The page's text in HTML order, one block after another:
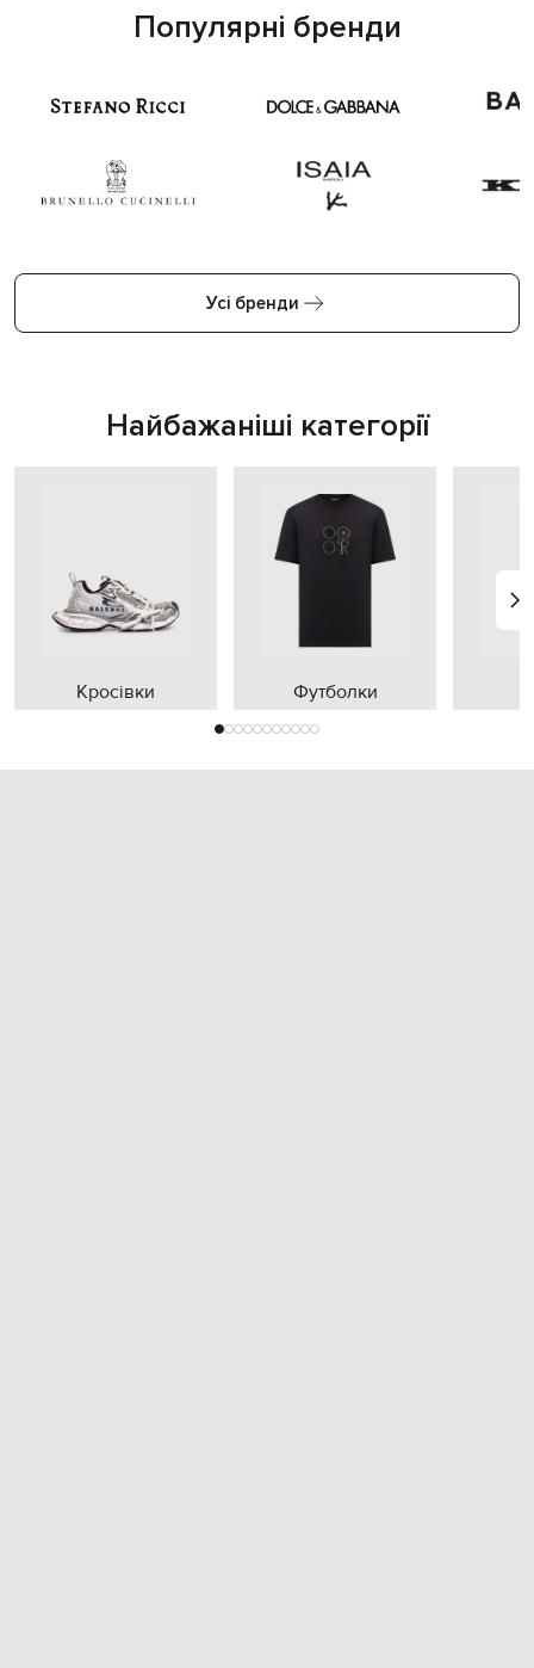
Популярні бренди
Усі бренди
Найбажаніші категорії
Кросівки Футболки